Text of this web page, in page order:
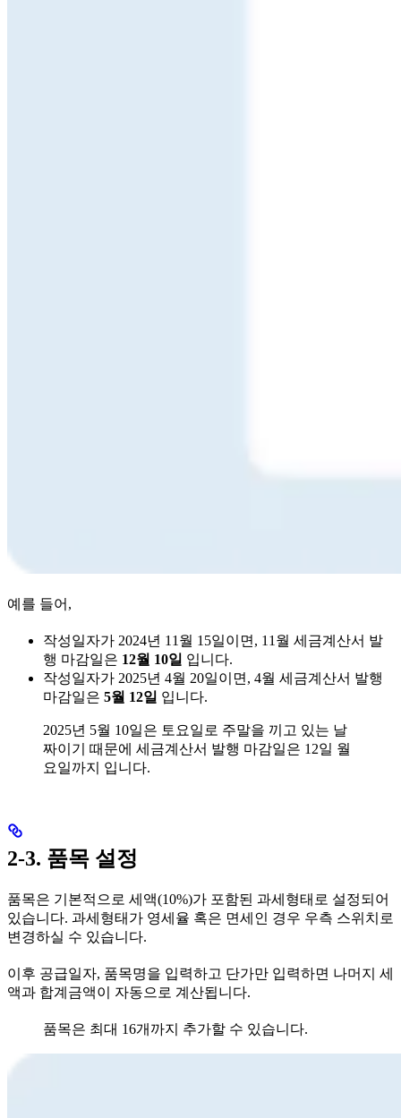
예를 들어,
작성일자가 2024년 11월 15일이면, 11월 세금계산서 발
행 마감일은 12월 10일 입니다.
작성일자가 2025년 4월 20일이면, 4월 세금계산서 발행
마감일은 5월 12일 입니다.
2025년 5월 10일은 토요일로 주말을 끼고 있는 날
짜이기 때문에 세금계산서 발행 마감일은 12일 월
요일까지 입니다.
2-3. 품목 설정
품목은 기본적으로 세액(10%)가 포함된 과세형태로 설정되어
있습니다. 과세형태가 영세율 혹은 면세인 경우 우측 스위치로
변경하실 수 있습니다.
이후 공급일자, 품목명을 입력하고 단가만 입력하면 나머지 세
액과 합계금액이 자동으로 계산됩니다.
품목은 최대 16개까지 추가할 수 있습니다.